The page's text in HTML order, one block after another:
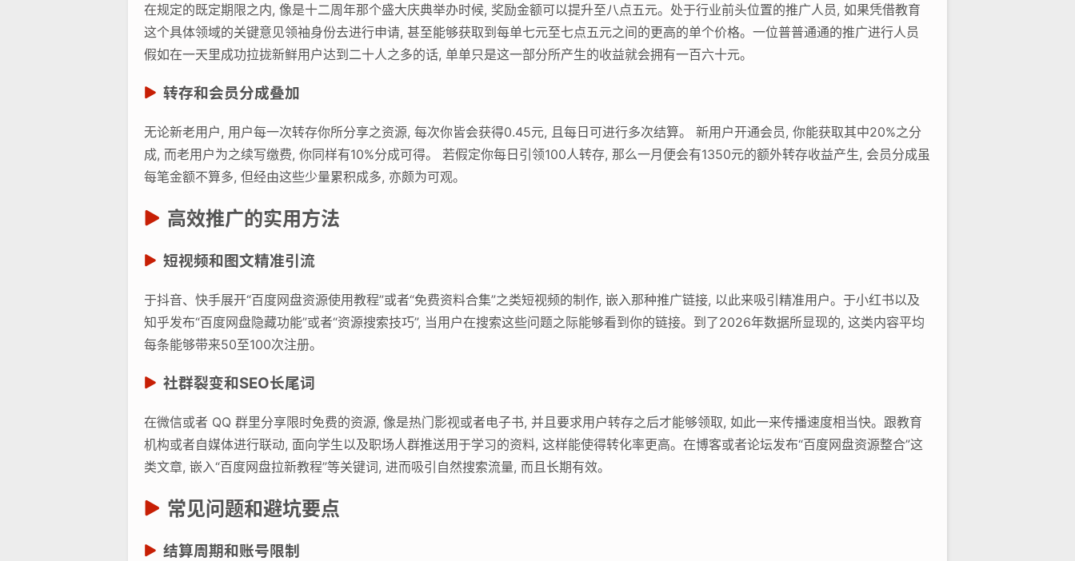
在规定的既定期限之内, 像是十二周年那个盛大庆典举办时候, 奖励金额可以提升至八点五元。处于行业前头位置的推广人员, 如果凭借教育
这个具体领域的关键意见领袖身份去进行申请, 甚至能够获取到每单七元至七点五元之间的更高的单个价格。一位普普通通的推广进行人员
假如在一天里成功拉拢新鲜用户达到二十人之多的话, 单单只是这一部分所产生的收益就会拥有一百六十元。
转存和会员分成叠加
无论新老用户, 用户每一次转存你所分享之资源, 每次你皆会获得0.45元, 且每日可进行多次结算。 新用户开通会员, 你能获取其中20%之分
成, 而老用户为之续写缴费, 你同样有10%分成可得。 若假定你每日引领100人转存, 那么一月便会有1350元的额外转存收益产生, 会员分成虽
每笔金额不算多, 但经由这些少量累积成多, 亦颇为可观。
高效推广的实用方法
短视频和图文精准引流
于抖音、快手展开“百度网盘资源使用教程”或者“免费资料合集”之类短视频的制作, 嵌入那种推广链接, 以此来吸引精准用户。于小红书以及
知乎发布“百度网盘隐藏功能”或者“资源搜索技巧”, 当用户在搜索这些问题之际能够看到你的链接。到了2026年数据所显现的, 这类内容平均
每条能够带来50至100次注册。
社群裂变和SEO长尾词
在微信或者 QQ 群里分享限时免费的资源, 像是热门影视或者电子书, 并且要求用户转存之后才能够领取, 如此一来传播速度相当快。跟教育
机构或者自媒体进行联动, 面向学生以及职场人群推送用于学习的资料, 这样能使得转化率更高。在博客或者论坛发布“百度网盘资源整合”这
类文章, 嵌入“百度网盘拉新教程”等关键词, 进而吸引自然搜索流量, 而且长期有效。
常见问题和避坑要点
结算周期和账号限制